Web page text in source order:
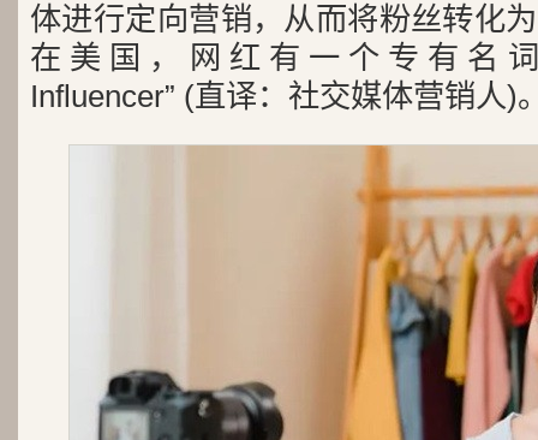
体进行定向营销，从而将粉丝转化
在美国，网红有一个专有名词
Influencer” (直译：社交媒体营销人)